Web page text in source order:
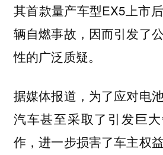
其首款量产车型EX5上市
辆自燃事故，因而引发了
性的广泛质疑。
据媒体报道，为了应对电
汽车甚至采取了引发巨
作，进一步损害了车主权